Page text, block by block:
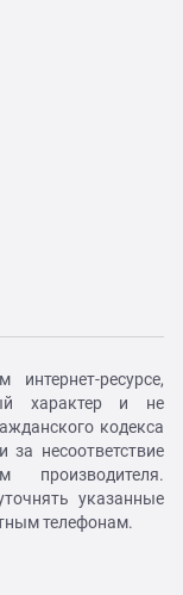
ресурсе,
характер и не
кодекса
за несоответствие
указанные
телефонам.